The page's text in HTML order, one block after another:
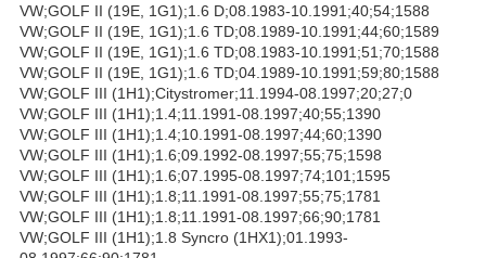
VW;GOLF II (19E, 1G1);1.6 D;08.1983-10.1991;40;54;1588
VW;GOLF II (19E, 1G1);1.6 TD;08.1989-10.1991;44;60;1589
VW;GOLF II (19E, 1G1);1.6 TD;08.1983-10.1991;51;70;1588
VW;GOLF II (19E, 1G1);1.6 TD;04.1989-10.1991;59;80;1588
VW;GOLF III (1H1);Citystromer;11.1994-08.1997;20;27;0
VW;GOLF III (1H1);1.4;11.1991-08.1997;40;55;1390
VW;GOLF III (1H1);1.4;10.1991-08.1997;44;60;1390
VW;GOLF III (1H1);1.6;09.1992-08.1997;55;75;1598
VW;GOLF III (1H1);1.6;07.1995-08.1997;74;101;1595
VW;GOLF III (1H1);1.8;11.1991-08.1997;55;75;1781
VW;GOLF III (1H1);1.8;11.1991-08.1997;66;90;1781
VW;GOLF III (1H1);1.8 Syncro (1HX1);01.1993-